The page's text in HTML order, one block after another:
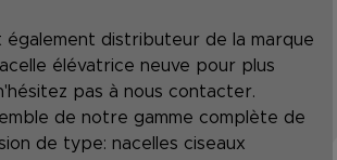
également distributeur de la marque
élévatrice neuve pour plus
pas à nous contacter.
de notre gamme complète de
de type: nacelles ciseaux